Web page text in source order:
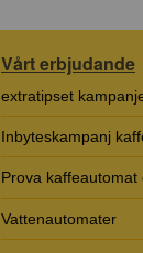
Vårt erbjudande
extratipset
Inbyteskampanj
Prova kaffeautomat
Vattenautomater